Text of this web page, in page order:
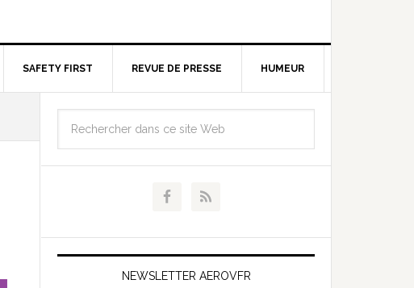
SAFETY FIRST REVUE DE PRESSE HUMEUR
NEWSLETTER AEROVFR